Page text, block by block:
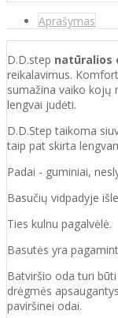
Aprašymas
D.D.step natūralios
reikalavimus.
sumažina vaiko kojų
lengvai judėti.
D.D.Step taikoma
taip pat skirta
Padai - guminiai,
Basučių vidpadyje
Ties kulnu pagalvėlė.
Basutės yra
Batviršio oda turi
drėgmės
paviršinei odai.